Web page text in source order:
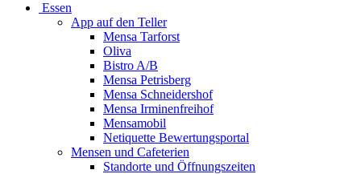
Essen
App auf den Teller
Mensa Tarforst
Oliva
Bistro A/B
Mensa Petrisberg
Mensa Schneidershof
Mensa Irminenfreihof
Mensamobil
Netiquette Bewertungsportal
Mensen und Cafeterien
Standorte und Öffnungszeiten